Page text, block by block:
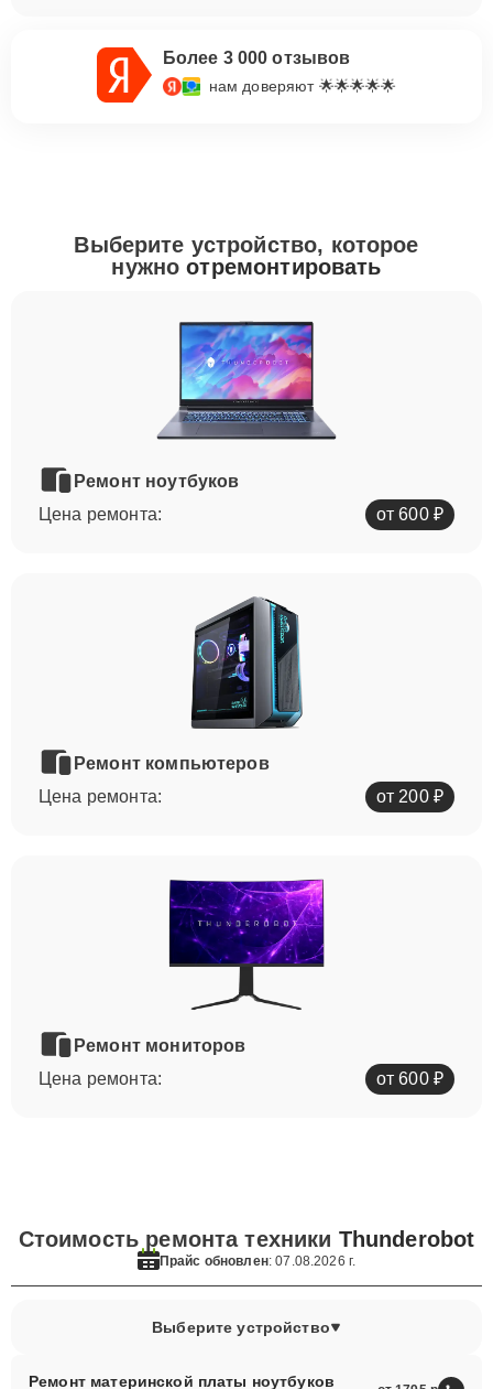
Более 3 000 отзывов
нам доверяют 🌟🌟🌟🌟🌟
Выберите устройство, которое
нужноотремонтировать
Ремонт ноутбуков
Цена ремонта:
от 600 ₽
Ремонт компьютеров
Цена ремонта:
от 200 ₽
Ремонт мониторов
Цена ремонта:
от 600 ₽
Стоимость ремонта техники Thunderobot
Прайс обновлен: 07.08.2026 г.
Выберите устройство
Ремонт материнской платы ноутбуков